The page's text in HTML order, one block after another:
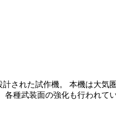
された試作機。 本機は大気
種武装面の強化も行われてい